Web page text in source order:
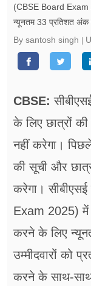
वीडियो
रिलेशनशिप
जीवन मंत्रा
फूड
सेहत
ब्‍यूटी
जॉब्स
शिक्षा
(CBSE Board Exam
न्यूनतम 33 प्रतिशत अंक
By santosh singh
CBSE:
के लिए छात्रों
नहीं करेगा।
की सूची और
करेगा। सीबीएसई
Exam 2025) में
करने के लिए
उम्मीदवारों को
करने के साथ-